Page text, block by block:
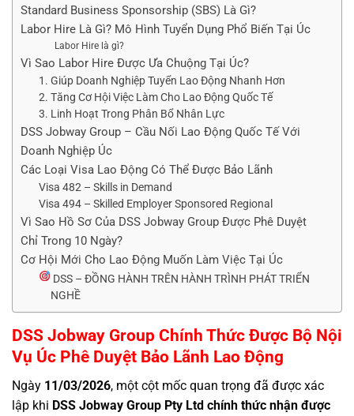
Standard Business Sponsorship (SBS) Là Gì?
Labor Hire Là Gì? Mô Hình Tuyển Dụng Phổ Biến Tại Úc
Labor Hire là gì?
Vì Sao Labor Hire Được Ưa Chuộng Tại Úc?
1. Giúp Doanh Nghiệp Tuyển Lao Động Nhanh Hơn
2. Tăng Cơ Hội Việc Làm Cho Lao Động Quốc Tế
3. Linh Hoạt Trong Phân Bổ Nhân Lực
DSS Jobway Group – Cầu Nối Lao Động Quốc Tế Với
Doanh Nghiệp Úc
Các Loại Visa Lao Động Có Thể Được Bảo Lãnh
Visa 482 – Skills in Demand
Visa 494 – Skilled Employer Sponsored Regional
Vì Sao Hồ Sơ Của DSS Jobway Group Được Phê Duyệt
Chỉ Trong 10 Ngày?
Cơ Hội Mới Cho Lao Động Muốn Làm Việc Tại Úc
DSS – ĐỒNG HÀNH TRÊN HÀNH TRÌNH PHÁT TRIỂN
NGHỀ
DSS Jobway Group Chính Thức Được Bộ Nội
Vụ Úc Phê Duyệt Bảo Lãnh Lao Động
Ngày 11/03/2026, một cột mốc quan trọng đã được xác
lập khi DSS Jobway Group Pty Ltd chính thức nhận được